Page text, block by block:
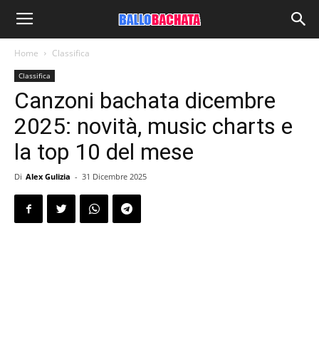
Home Classifica
Classifica
Canzoni bachata dicembre
2025: novità, music charts e
la top 10 del mese
Di Alex Gulizia - 31 Dicembre 2025